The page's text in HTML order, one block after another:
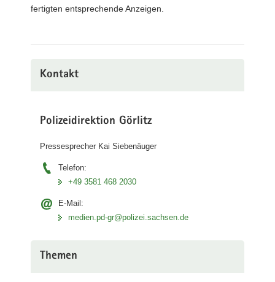
fertigten entsprechende Anzeigen.
Kontakt
Polizeidirektion Görlitz
Pressesprecher Kai Siebenäuger
Telefon:
+49 3581 468 2030
E-Mail:
medien.pd-gr@polizei.sachsen.de
Themen